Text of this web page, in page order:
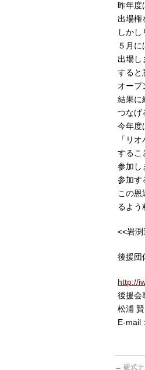
昨年度
出場権
しかし
５月
出場し
すると
オープ
結果に
つなげ
今年度
「リ
するこ
参加し
参加す
この恩
るよう
<<岩
後援団
http://
後援会
松浦
E-mail
← 硬式